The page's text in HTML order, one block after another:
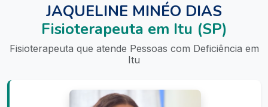
JAQUELINE MINÉO DIAS
Fisioterapeuta em Itu (SP)
Fisioterapeuta que atende Pessoas com Deficiência em
Itu